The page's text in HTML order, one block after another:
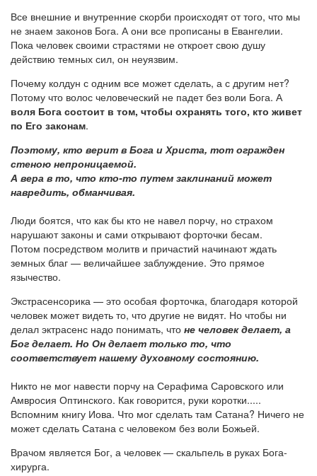
Все внешние и внутренние скорби происходят от того, что мы
не знаем законов Бога. А они все прописаны в Евангелии.
Пока человек своими страстями не откроет свою душу
действию темных сил, он неуязвим.
Почему колдун с одним все может сделать, а с другим нет?
Потому что волос человеческий не падет без воли Бога. А
воля Бога состоит в том, чтобы охранять того, кто живет
по Его законам.
Поэтому, кто верит в Бога и Христа, тот огражден
стеною непроницаемой.
А вера в то, что кто-то путем заклинаний может
навредить, обманчивая.
Люди боятся, что как бы кто не навел порчу, но страхом
нарушают законы и сами открывают форточки бесам.
Потом посредством молитв и причастий начинают ждать
земных благ — величайшее заблуждение. Это прямое
язычество.
Экстрасенсорика — это особая форточка, благодаря которой
человек может видеть то, что другие не видят. Но чтобы ни
делал эктрасенс надо понимать, что не человек делает, а
Бог делает. Но Он делает только то, что
соответствует нашему духовному состоянию.
Никто не мог навести порчу на Серафима Саровского или
Амвросия Оптинского. Как говорится, руки коротки.....
Вспомним книгу Иова. Что мог сделать там Сатана? Ничего не
может сделать Сатана с человеком без воли Божьей.
Врачом является Бог, а человек — скальпель в руках Бога-
хирурга.